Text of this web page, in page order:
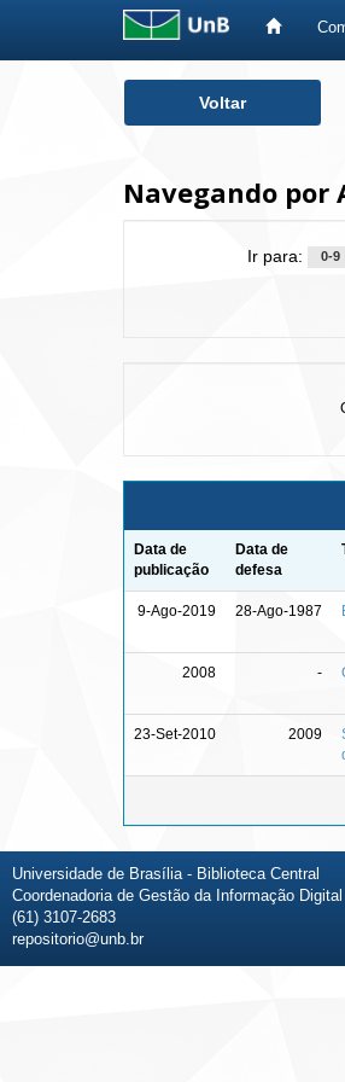
Voltar
Navegando por
Ir para: 0-9
Data de
publicação
Data de
defesa
9-Ago-2019 28-Ago-1987
2008 -
23-Set-2010 2009
Universidade de Brasília - Biblioteca Central
Coordenadoria de Gestão da Informação
(61) 3107-2683
repositorio@unb.br